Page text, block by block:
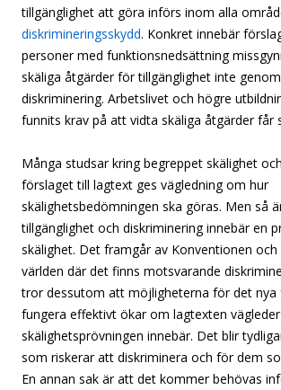
tillgänglighet att göra införs inom alla
diskrimineringsskydd. Konkret innebär
personer med funktionsnedsättning
skäliga åtgärder för tillgänglighet inte
diskriminering. Arbetslivet och högre
funnits krav på att vidta skäliga åtgärder får
Många studsar kring begreppet skälighet
förslaget till lagtext ges vägledning om hur
skälighetsbedömningen ska göras. Men så
tillgänglighet och diskriminering innebär en
skälighet. Det framgår av Konventionen
världen där det finns motsvarande
tror dessutom att möjligheterna för det
fungera effektivt ökar om lagtexten
skälighetsprövningen innebär. Det blir
som riskerar att diskriminera och för dem
En annan sak är att det kommer behövas